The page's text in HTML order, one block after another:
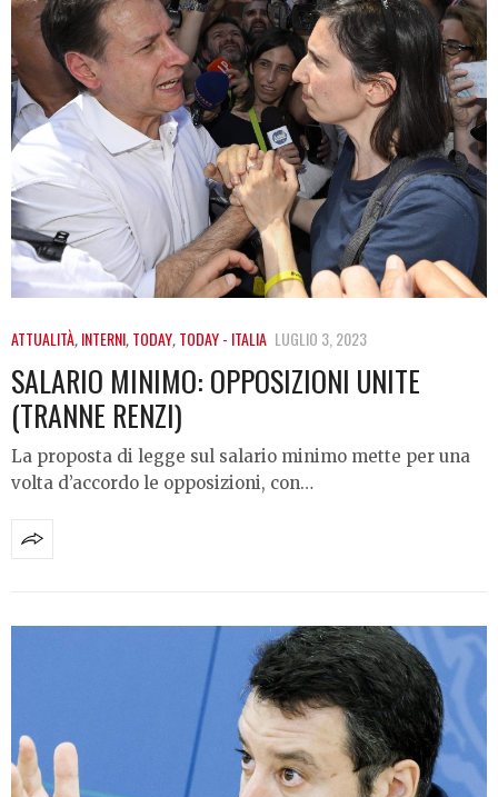
ATTUALITÀ,INTERNI,TODAY,TODAY - ITALIA LUGLIO 3, 2023
SALARIO MINIMO: OPPOSIZIONI UNITE
(TRANNE RENZI)
La proposta di legge sul salario minimo mette per una
volta d’accordo le opposizioni, con…